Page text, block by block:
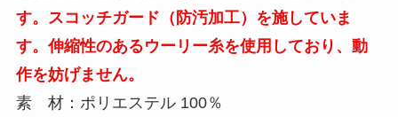
す。スコッチガード（防汚加工）を施していま
す。伸縮性のあるウーリー糸を使用しており、動
作を妨げません。
素 材：ポリエステル 100％